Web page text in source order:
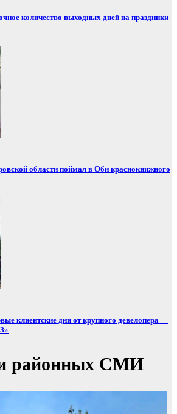
количество выходных дней на праздники
области поймал в Оби краснокнижного
клиентские дни от крупного девелопера —